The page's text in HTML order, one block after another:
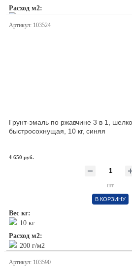
Расход м2:
Артикул: 103524
Грунт-эмаль по ржавчине 3 в 1,
быстросохнущая, 10 кг, синяя
4 650 руб.
шт
В КОРЗИНУ
Вес кг:
10 кг
Расход м2:
200 г/м2
Артикул: 103590